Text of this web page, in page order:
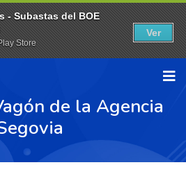
de la Agencia
- Subastas del BOE
Store
Ver